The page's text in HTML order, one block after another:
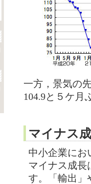
一方，景気の
104.9と５ケ月
マイナス
中小企業にお
マイナス成長
す。「輸出」